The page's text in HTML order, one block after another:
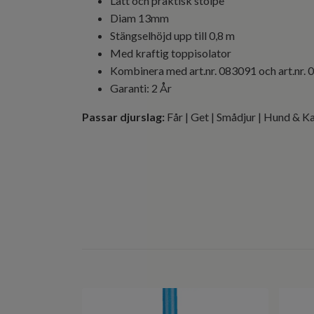
Diam 13mm
Stängselhöjd upp till 0,8 m
Med kraftig toppisolator
Kombinera med art.nr. 083091 och art.nr.
Garanti: 2 År
Passar djurslag: Får | Get | Smådjur | Hund &